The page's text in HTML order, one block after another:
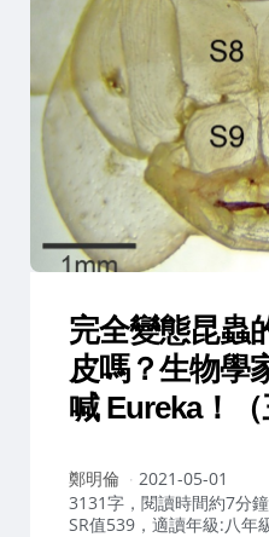
完全變態昆蟲
皮嗎？生物學
喊 Eureka！（
作
者：
鄭明倫
2021-05-01
3131字，閱讀時間約7分鐘
SR值539，適讀年級:八年